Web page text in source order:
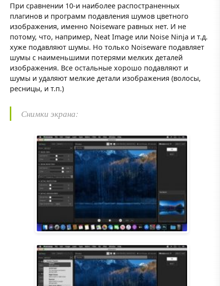
При сравнении 10-и наиболее распостраненных
плагинов и программ подавления шумов цветного
изображения, именно Noiseware равных нет. И не
потому, что, например, Neat Image или Noise Ninja и т.д.
хуже подавляют шумы. Но только Noiseware подавляет
шумы с наименьшими потерями мелких деталей
изображения. Все остальные хорошо подавляют и
шумы и удаляют мелкие детали изображения (волосы,
ресницы, и т.п.)
Снимки экрана: